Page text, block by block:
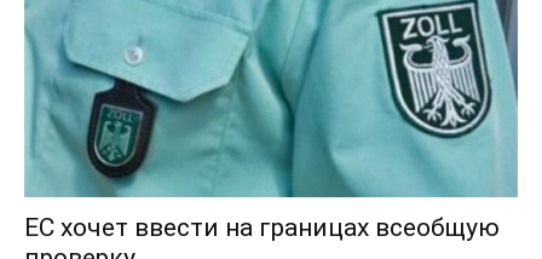
ЕС хочет ввести на границах всеобщую